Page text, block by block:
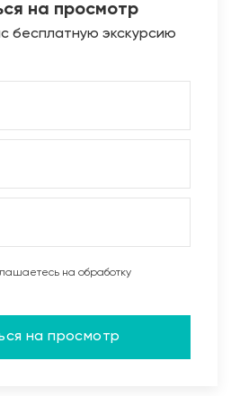
на просмотр
бесплатную экскурсию
на обработку
на просмотр